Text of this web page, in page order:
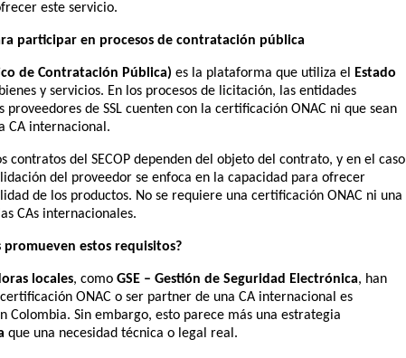
este servicio.
participar en procesos de contratación pública
de Contratación Pública) es la plataforma que utiliza el Estado
y servicios. En los procesos de licitación, las entidades
de SSL cuenten con la certificación ONAC ni que sean
CA internacional.
contratos del SECOP dependen del objeto del contrato, y en el caso
del proveedor se enfoca en la capacidad para ofrecer
de los productos. No se requiere una certificación ONAC ni una
CAs internacionales.
promueven estos requisitos?
locales, como GSE – Gestión de Seguridad Electrónica, han
ONAC o ser partner de una CA internacional es
Colombia. Sin embargo, esto parece más una estrategia
que una necesidad técnica o legal real.